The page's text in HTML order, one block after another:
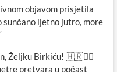
objavom prisjetila
sunčano ljetno jutro, more
Željku Birkiću! 🇭🇷🏃‍♂️
pretvara u počast